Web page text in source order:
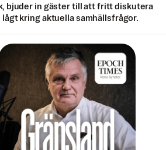
bjuder in gäster till att fritt diskutera
lågt kring aktuella samhällsfrågor.